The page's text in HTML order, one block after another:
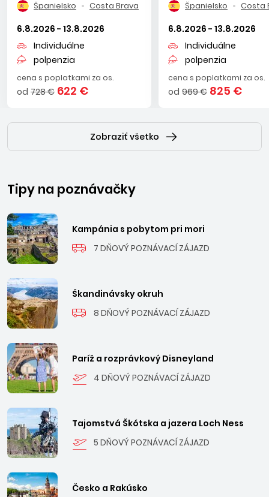
Španielsko Costa Brava
6.8.2026 - 13.8.2026
Individuálne
polpenzia
cena s poplatkami za os.
od 728 € 622 €
Španielsko Costa
6.8.2026 - 13.8.2026
Individuálne
polpenzia
cena s poplatkami za os.
od 969 € 825 €
Zobraziť všetko
Tipy na poznávačky
Kampánia s pobytom pri mori
7 DŇOVÝ POZNÁVACÍ ZÁJAZD
Škandinávsky okruh
8 DŇOVÝ POZNÁVACÍ ZÁJAZD
Paríž a rozprávkový Disneyland
4 DŇOVÝ POZNÁVACÍ ZÁJAZD
Tajomstvá Škótska a jazera Loch Ness
5 DŇOVÝ POZNÁVACÍ ZÁJAZD
Česko a Rakúsko